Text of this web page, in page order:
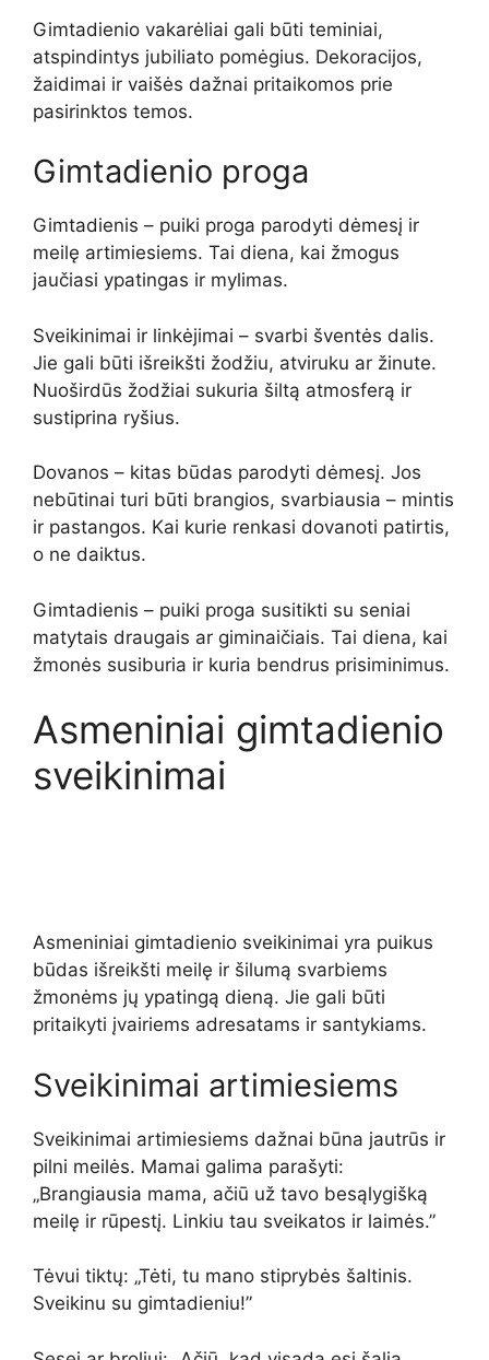
Gimtadienio vakarėliai gali būti teminiai,
atspindintys jubiliato pomėgius. Dekoracijos,
žaidimai ir vaišės dažnai pritaikomos prie
pasirinktos temos.
Gimtadienio proga
Gimtadienis – puiki proga parodyti dėmesį ir
meilę artimiesiems. Tai diena, kai žmogus
jaučiasi ypatingas ir mylimas.
Sveikinimai ir linkėjimai – svarbi šventės dalis.
Jie gali būti išreikšti žodžiu, atviruku ar žinute.
Nuoširdūs žodžiai sukuria šiltą atmosferą ir
sustiprina ryšius.
Dovanos – kitas būdas parodyti dėmesį. Jos
nebūtinai turi būti brangios, svarbiausia – mintis
ir pastangos. Kai kurie renkasi dovanoti patirtis,
o ne daiktus.
Gimtadienis – puiki proga susitikti su seniai
matytais draugais ar giminaičiais. Tai diena, kai
žmonės susiburia ir kuria bendrus prisiminimus.
Asmeniniai gimtadienio
sveikinimai
Asmeniniai gimtadienio sveikinimai yra puikus
būdas išreikšti meilę ir šilumą svarbiems
žmonėms jų ypatingą dieną. Jie gali būti
pritaikyti įvairiems adresatams ir santykiams.
Sveikinimai artimiesiems
Sveikinimai artimiesiems dažnai būna jautrūs ir
pilni meilės. Mamai galima parašyti:
„Brangiausia mama, ačiū už tavo besąlygišką
meilę ir rūpestį. Linkiu tau sveikatos ir laimės.”
Tėvui tiktų: „Tėti, tu mano stiprybės šaltinis.
Sveikinu su gimtadieniu!”